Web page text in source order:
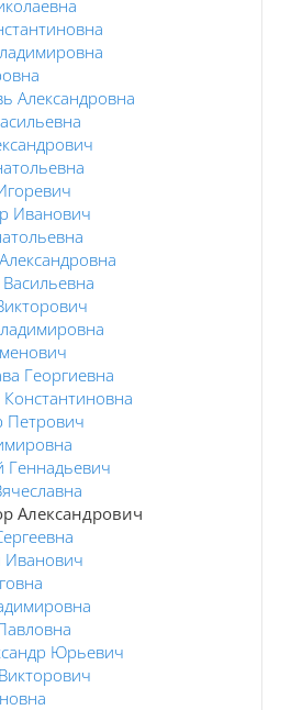
Александровна
Иванович
Георгиевна
Петрович
Геннадьевич
Александрович
Иванович
Юрьевич